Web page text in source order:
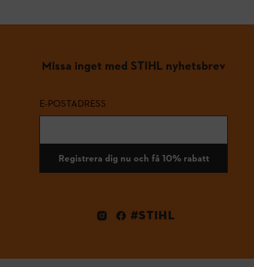
Missa inget med STIHL nyhetsbrev
E-POSTADRESS
Registrera dig nu och få 10% rabatt
#STIHL